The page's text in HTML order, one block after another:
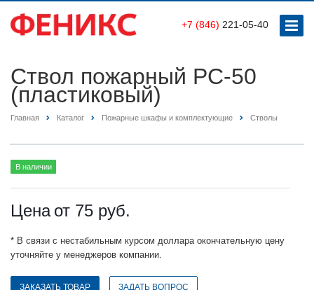
+7 (846) 221-05-40
Ствол пожарный РС-50
(пластиковый)
Главная Каталог Пожарные шкафы и комплектующие Стволы
В наличии
Цена от 75 руб.
* В связи с нестабильным курсом доллара окончательную цену
уточняйте у менеджеров компании.
ЗАКАЗАТЬ ТОВАР ЗАДАТЬ ВОПРОС